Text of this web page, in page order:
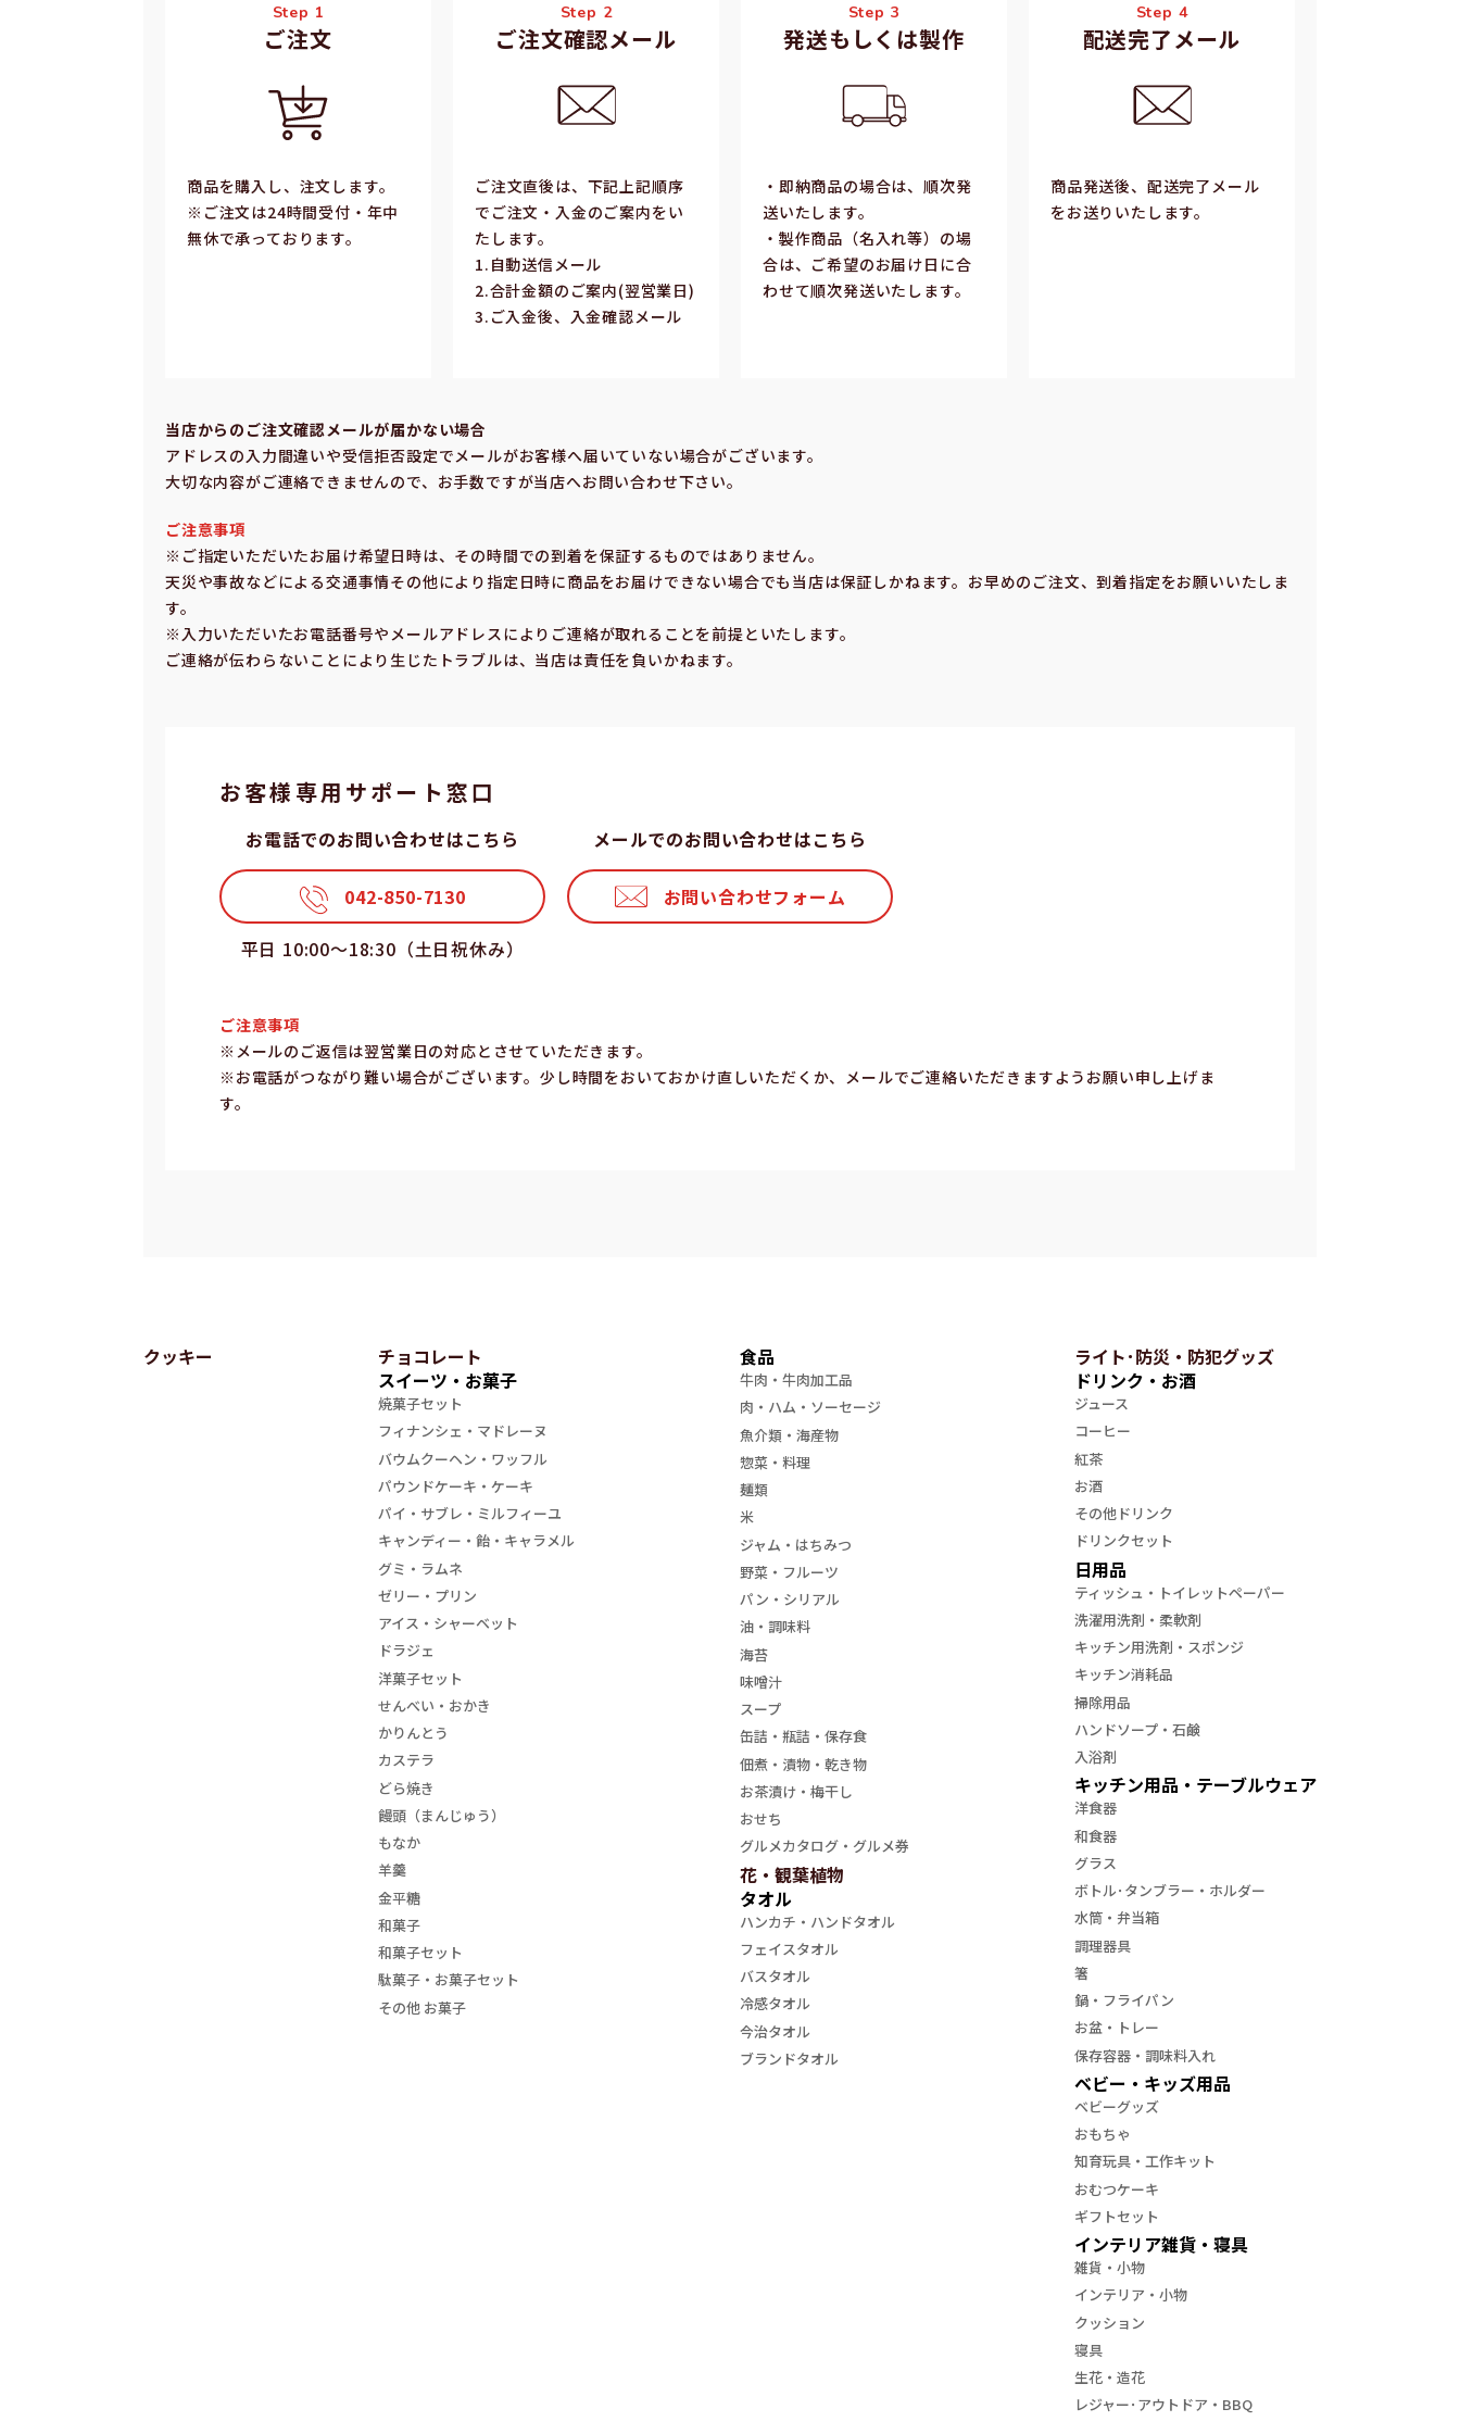
Step 1
ご注⽂
商品を購入し、注文します。
※ご注⽂は24時間受付・年中
無休で承っております。
Step 2
ご注文確認メール
ご注⽂直後は、下記上記順序
でご注⽂・⼊⾦のご案内をい
たします。
1.⾃動送信メール
2.合計⾦額のご案内(翌営業⽇)
3.ご⼊⾦後、⼊⾦確認メール
Step 3
発送もしくは製作
・即納商品の場合は、順次発
送いたします。
・製作商品（名⼊れ等）の場
合は、ご希望のお届け⽇に合
わせて順次発送いたします。
Step 4
配送完了メール
商品発送後、配送完了メール
をお送りいたします。
当店からのご注⽂確認メールが届かない場合
アドレスの⼊⼒間違いや受信拒否設定でメールがお客様へ届いていない場合がございます。
⼤切な内容がご連絡できませんので、お⼿数ですが当店へお問い合わせ下さい。
ご注意事項
※ご指定いただいたお届け希望⽇時は、その時間での到着を保証するものではありません。
天災や事故などによる交通事情その他により指定⽇時に商品をお届けできない場合でも当店は保証しかねます。お早めのご注⽂、到着指定をお願いいたしま
す。
※⼊⼒いただいたお電話番号やメールアドレスによりご連絡が取れることを前提といたします。
ご連絡が伝わらないことにより⽣じたトラブルは、当店は責任を負いかねます。
お客様専⽤サポート窓⼝
お電話でのお問い合わせはこちら
042-850-7130
平⽇ 10:00〜18:30（⼟⽇祝休み）
メールでのお問い合わせはこちら
お問い合わせフォーム
ご注意事項
※メールのご返信は翌営業⽇の対応とさせていただきます。
※お電話がつながり難い場合がございます。少し時間をおいておかけ直しいただくか、メールでご連絡いただきますようお願い申し上げま
す。
クッキー
チョコレート
スイーツ・お菓子
焼菓子セット
フィナンシェ・マドレーヌ
バウムクーヘン・ワッフル
パウンドケーキ・ケーキ
パイ・サブレ・ミルフィーユ
キャンディー・飴・キャラメル
グミ・ラムネ
ゼリー・プリン
アイス・シャーベット
ドラジェ
洋菓子セット
せんべい・おかき
かりんとう
カステラ
どら焼き
饅頭（まんじゅう）
もなか
羊羹
金平糖
和菓子
和菓子セット
駄菓子・お菓子セット
その他 お菓子
食品
牛肉・牛肉加工品
肉・ハム・ソーセージ
魚介類・海産物
惣菜・料理
麺類
米
ジャム・はちみつ
野菜・フルーツ
パン・シリアル
油・調味料
海苔
味噌汁
スープ
缶詰・瓶詰・保存食
佃煮・漬物・乾き物
お茶漬け・梅干し
おせち
グルメカタログ・グルメ券
花・観葉植物
タオル
ハンカチ・ハンドタオル
フェイスタオル
バスタオル
冷感タオル
今治タオル
ブランドタオル
ライト･防災・防犯グッズ
ドリンク・お酒
ジュース
コーヒー
紅茶
お酒
その他ドリンク
ドリンクセット
日用品
ティッシュ・トイレットペーパー
洗濯用洗剤・柔軟剤
キッチン用洗剤・スポンジ
キッチン消耗品
掃除用品
ハンドソープ・石鹸
入浴剤
キッチン用品・テーブルウェア
洋食器
和食器
グラス
ボトル･タンブラー・ホルダー
水筒・弁当箱
調理器具
箸
鍋・フライパン
お盆・トレー
保存容器・調味料入れ
ベビー・キッズ用品
ベビーグッズ
おもちゃ
知育玩具・工作キット
おむつケーキ
ギフトセット
インテリア雑貨・寝具
雑貨・小物
インテリア・小物
クッション
寝具
生花・造花
レジャー･アウトドア・BBQ